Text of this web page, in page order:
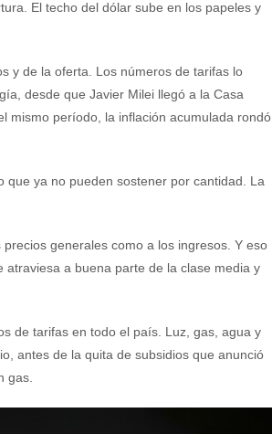
El techo del dólar sube en los papeles y
y de la oferta. Los números de tarifas lo
desde que Javier Milei llegó a la Casa
el mismo período, la inflación acumulada rondó
ya no pueden sostener por cantidad. La
generales como a los ingresos. Y eso
a buena parte de la clase media y
de tarifas en todo el país. Luz, gas, agua y
antes de la quita de subsidios que anunció
gas.